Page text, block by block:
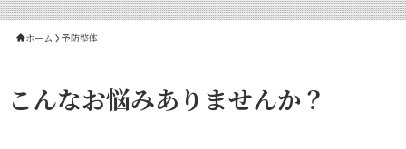
ホーム 予防整体
こんなお悩みありませんか？